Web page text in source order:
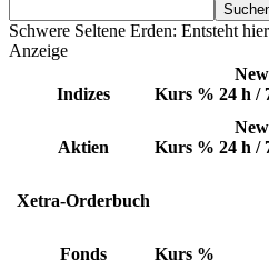
Schwere Seltene Erden: Entsteht
Anzeige
Indizes Kurs % 24 h /
Aktien Kurs % 24 h /
Xetra-Orderbuch
Fonds Kurs %